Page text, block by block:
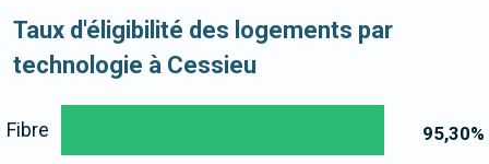
Taux d'éligibilité des logements par
technologie à Cessieu
95,30%
Fibre